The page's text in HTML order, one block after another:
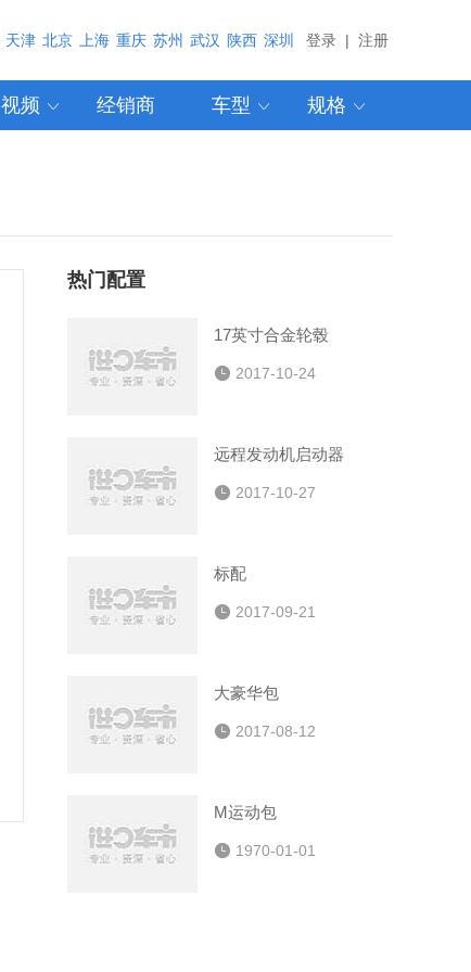
天津 北京 上海 重庆 苏州 武汉 陕西 深圳 登录 | 注册
视频  经销商 车型  规格 
热门配置
17英寸合金轮毂
 2017-10-24
远程发动机启动器
 2017-10-27
标配
 2017-09-21
大豪华包
 2017-08-12
M运动包
 1970-01-01